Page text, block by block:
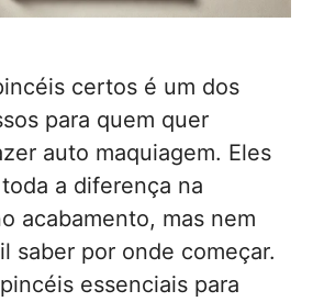
certos é um dos
para quem quer
auto maquiagem. Eles
a diferença na
acabamento, mas nem
saber por onde começar.
essenciais para